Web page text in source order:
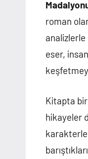
roman
eser,
Kitapta bir
hikayeler